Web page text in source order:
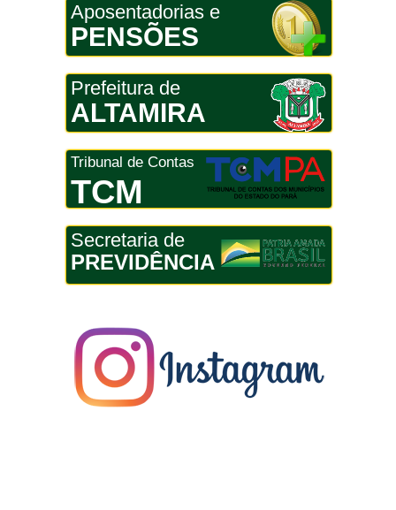
Aposentadorias e
PENSÕES
Prefeitura de
ALTAMIRA
Tribunal de Contas
TCM
Secretaria de
PREVIDÊNCIA